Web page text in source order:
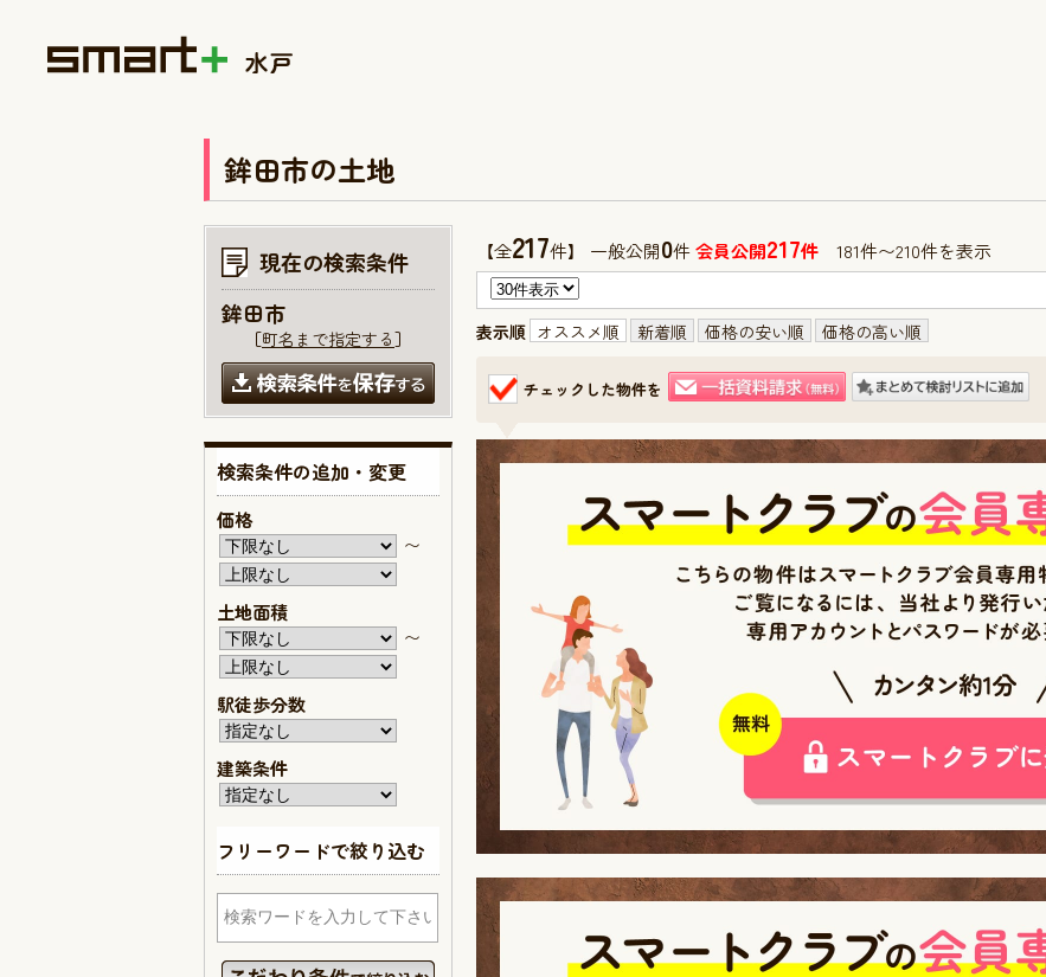
鉾田市の土地
【全217件】 一般公開0件会員公開217件 181件〜210件を表示
表示順 オススメ順 新着順 価格の安い順 価格の高い順
チェックした物件を
現在の検索条件
鉾田市
［町名まで指定する］
検索条件の追加・変更
価格
〜
土地面積
〜
駅徒歩分数
建築条件
フリーワードで絞り込む